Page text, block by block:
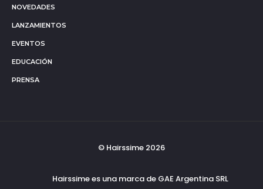
NOVEDADES
LANZAMIENTOS
EVENTOS
EDUCACIÓN
PRENSA
© Hairssime 2026
Hairssime es una marca de GAE Argentina SRL